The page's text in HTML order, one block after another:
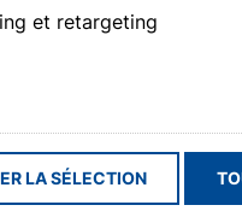
et retargeting
LA SÉLECTION
Câble de